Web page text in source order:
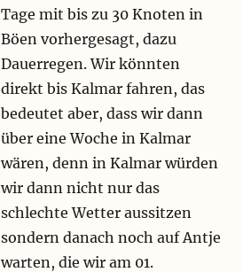
Tage mit bis zu 30 Knoten in
Böen vorhergesagt, dazu
Dauerregen. Wir könnten
direkt bis Kalmar fahren, das
bedeutet aber, dass wir dann
über eine Woche in Kalmar
wären, denn in Kalmar würden
wir dann nicht nur das
schlechte Wetter aussitzen
sondern danach noch auf Antje
warten, die wir am 01.